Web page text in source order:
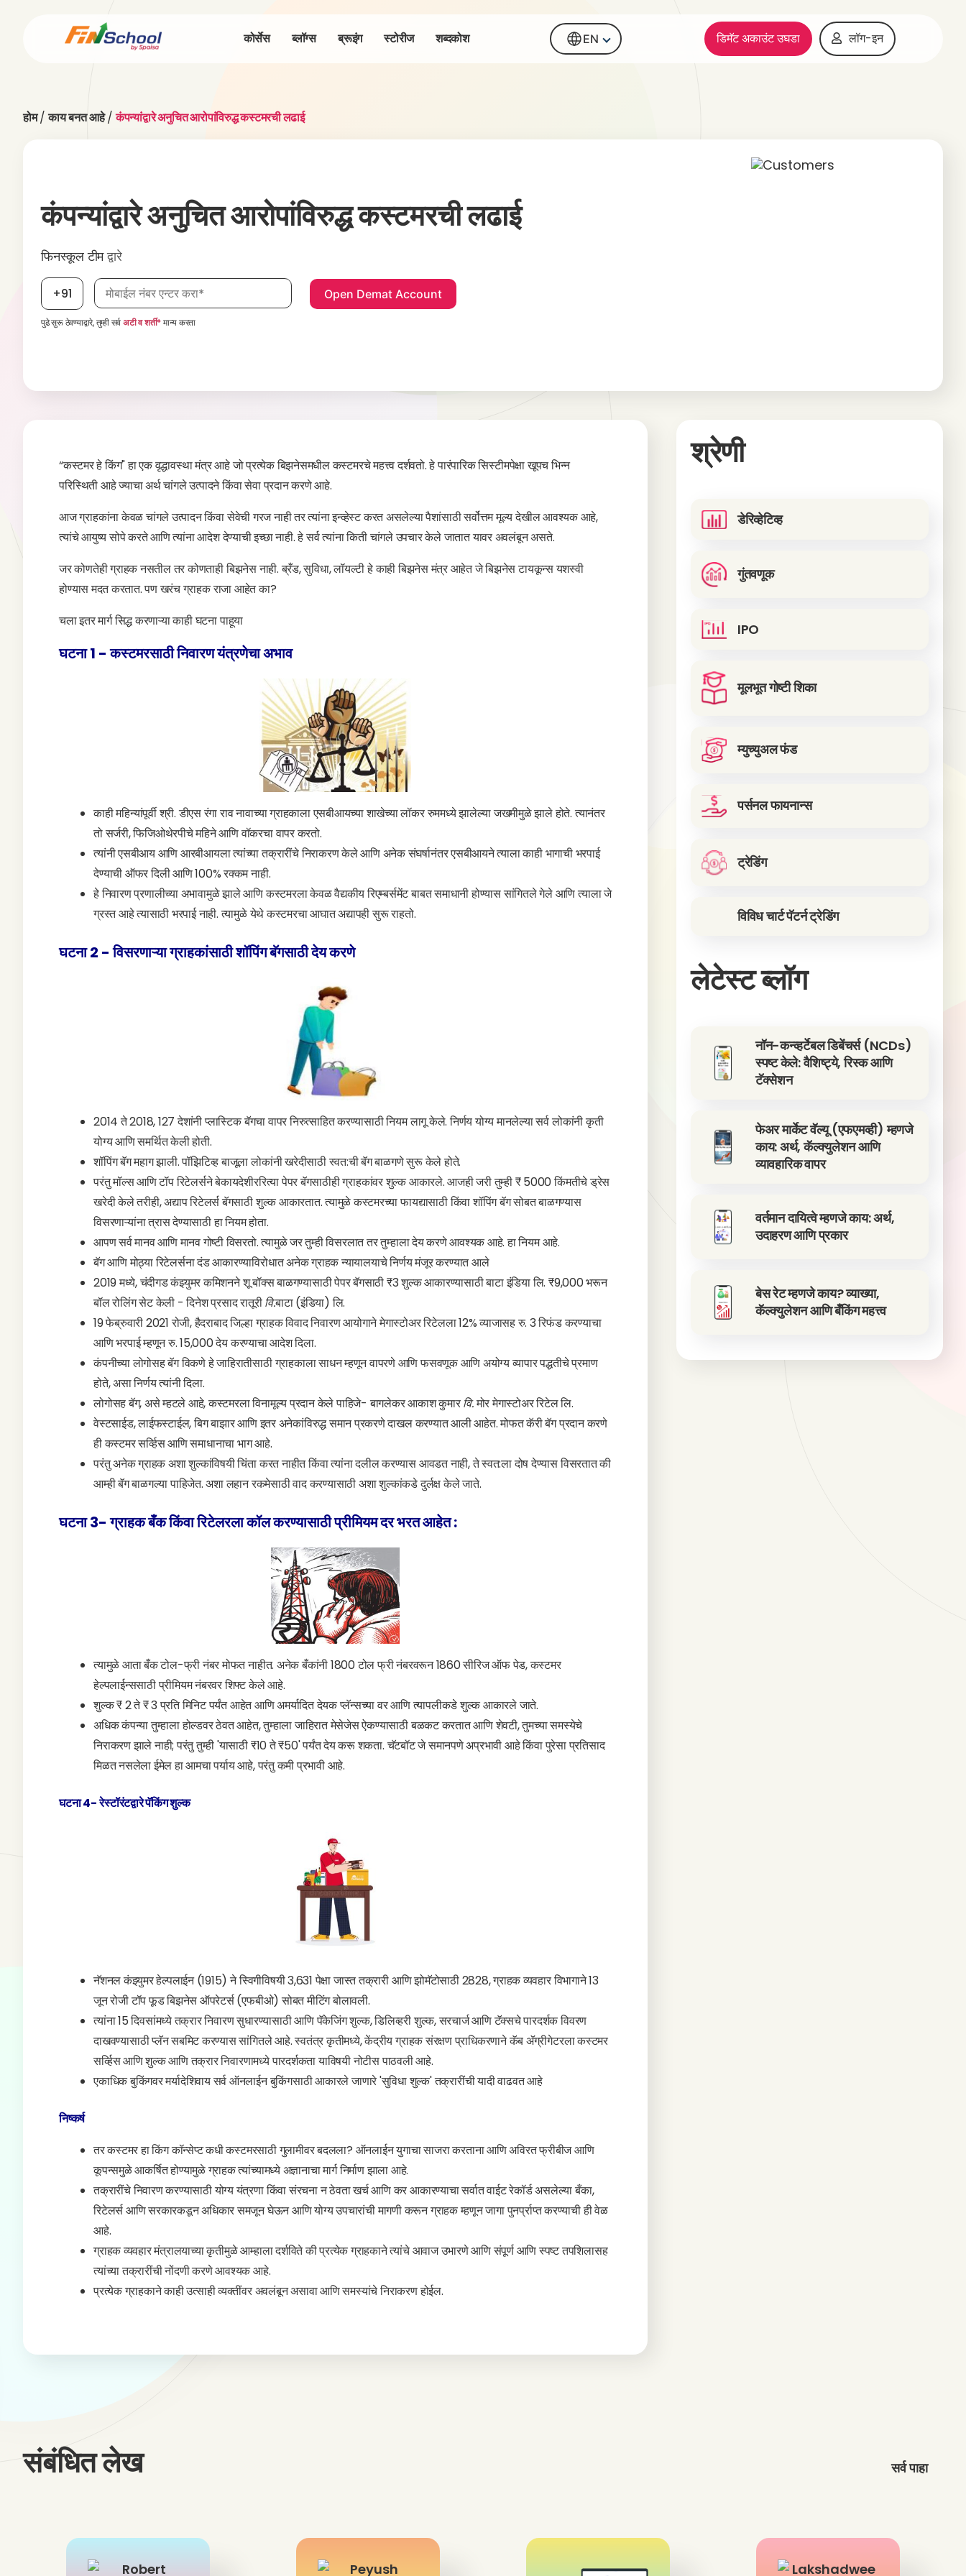
कोर्सेस ब्लॉग्स ब्रूइंग स्टोरीज शब्दकोश EN डिमॅट अकाउंट उघडा लॉग-इन
होम/काय बनत आहे/कंपन्यांद्वारे अनुचित आरोपांविरुद्ध कस्टमरची लढाई
कंपन्यांद्वारे अनुचित आरोपांविरुद्ध कस्टमरची लढाई
फिनस्कूल टीमद्वारे
+91 मोबाईल नंबर, आवश्यक
पुढे सुरू ठेवण्याद्वारे, तुम्ही सर्वअटी व शर्ती*मान्य करता
“कस्टमर हे किंग" हा एक वृद्धावस्था मंत्र आहे जो प्रत्येक बिझनेसमधील कस्टमरचे महत्त्व दर्शवतो. हे पारंपारिक सिस्टीमपेक्षा खूपच भिन्न
परिस्थिती आहे ज्याचा अर्थ चांगले उत्पादने किंवा सेवा प्रदान करणे आहे.
आज ग्राहकांना केवळ चांगले उत्पादन किंवा सेवेची गरज नाही तर त्यांना इन्व्हेस्ट करत असलेल्या पैशांसाठी सर्वोत्तम मूल्य देखील आवश्यक आहे,
त्यांचे आयुष्य सोपे करते आणि त्यांना आदेश देण्याची इच्छा नाही. हे सर्व त्यांना किती चांगले उपचार केले जातात यावर अवलंबून असते.
जर कोणतेही ग्राहक नसतील तर कोणताही बिझनेस नाही. ब्रँड, सुविधा, लॉयल्टी हे काही बिझनेस मंत्र आहेत जे बिझनेस टायकून्स यशस्वी
होण्यास मदत करतात. पण खरंच ग्राहक राजा आहेत का?
चला इतर मार्ग सिद्ध करणाऱ्या काही घटना पाहूया
घटना 1 - कस्टमरसाठी निवारण यंत्रणेचा अभाव
काही महिन्यांपूर्वी श्री. डीएस रंगा राव नावाच्या ग्राहकाला एसबीआयच्या शाखेच्या लॉकर रुममध्ये झालेल्या जखमीमुळे झाले होते. त्यानंतर
तो सर्जरी, फिजिओथेरपीचे महिने आणि वॉकरचा वापर करतो.
त्यांनी एसबीआय आणि आरबीआयला त्यांच्या तक्रारींचे निराकरण केले आणि अनेक संघर्षानंतर एसबीआयने त्याला काही भागाची भरपाई
देण्याची ऑफर दिली आणि 100% रक्कम नाही.
हे निवारण प्रणालीच्या अभावामुळे झाले आणि कस्टमरला केवळ वैद्यकीय रिएम्बर्समेंट बाबत समाधानी होण्यास सांगितले गेले आणि त्याला जे
ग्रस्त आहे त्यासाठी भरपाई नाही. त्यामुळे येथे कस्टमरचा आघात अद्यापही सुरू राहतो.
घटना 2 - विसरणाऱ्या ग्राहकांसाठी शॉपिंग बॅगसाठी देय करणे
2014 ते 2018, 127 देशांनी प्लास्टिक बॅगचा वापर निरुत्साहित करण्यासाठी नियम लागू केले. निर्णय योग्य मानलेल्या सर्व लोकांनी कृती
योग्य आणि समर्थित केली होती.
शॉपिंग बॅग महाग झाली. पॉझिटिव्ह बाजूला लोकांनी खरेदीसाठी स्वत:ची बॅग बाळगणे सुरू केले होते.
परंतु मॉल्स आणि टॉप रिटेलर्सने बेकायदेशीररित्या पेपर बॅगसाठीही ग्राहकांवर शुल्क आकारले. आजही जरी तुम्ही ₹ 5000 किंमतीचे ड्रेस
खरेदी केले तरीही, अद्याप रिटेलर्स बॅगसाठी शुल्क आकारतात. त्यामुळे कस्टमरच्या फायद्यासाठी किंवा शॉपिंग बॅग सोबत बाळगण्यास
विसरणाऱ्यांना त्रास देण्यासाठी हा नियम होता.
आपण सर्व मानव आणि मानव गोष्टी विसरतो. त्यामुळे जर तुम्ही विसरलात तर तुम्हाला देय करणे आवश्यक आहे. हा नियम आहे.
बॅग आणि मोठ्या रिटेलर्सना दंड आकारण्याविरोधात अनेक ग्राहक न्यायालयाचे निर्णय मंजूर करण्यात आले
2019 मध्ये, चंदीगड कंझ्युमर कमिशनने शू बॉक्स बाळगण्यासाठी पेपर बॅगसाठी ₹3 शुल्क आकारण्यासाठी बाटा इंडिया लि. ₹9,000 भरून
बॉल रोलिंग सेट केली - दिनेश प्रसाद रातूरीवि.बाटा (इंडिया) लि.
19 फेब्रुवारी 2021 रोजी, हैदराबाद जिल्हा ग्राहक विवाद निवारण आयोगाने मेगास्टोअर रिटेलला 12% व्याजासह रु. 3 रिफंड करण्याचा
आणि भरपाई म्हणून रु. 15,000 देय करण्याचा आदेश दिला.
कंपनीच्या लोगोसह बॅग विकणे हे जाहिरातीसाठी ग्राहकाला साधन म्हणून वापरणे आणि फसवणूक आणि अयोग्य व्यापार पद्धतीचे प्रमाण
होते, असा निर्णय त्यांनी दिला.
लोगोसह बॅग, असे म्हटले आहे, कस्टमरला विनामूल्य प्रदान केले पाहिजे- बागलेकर आकाश कुमारवि.मोर मेगास्टोअर रिटेल लि.
वेस्टसाईड, लाईफस्टाईल, बिग बाझार आणि इतर अनेकांविरुद्ध समान प्रकरणे दाखल करण्यात आली आहेत. मोफत कॅरी बॅग प्रदान करणे
ही कस्टमर सर्व्हिस आणि समाधानाचा भाग आहे.
परंतु अनेक ग्राहक अशा शुल्कांविषयी चिंता करत नाहीत किंवा त्यांना दलील करण्यास आवडत नाही, ते स्वत:ला दोष देण्यास विसरतात की
आम्ही बॅग बाळगल्या पाहिजेत. अशा लहान रकमेसाठी वाद करण्यासाठी अशा शुल्कांकडे दुर्लक्ष केले जाते.
घटना 3- ग्राहक बँक किंवा रिटेलरला कॉल करण्यासाठी प्रीमियम दर भरत आहेत :
त्यामुळे आता बँक टोल-फ्री नंबर मोफत नाहीत. अनेक बँकांनी 1800 टोल फ्री नंबरवरून 1860 सीरिज ऑफ पेड, कस्टमर
हेल्पलाईन्ससाठी प्रीमियम नंबरवर शिफ्ट केले आहे.
शुल्क ₹ 2 ते ₹ 3 प्रति मिनिट पर्यंत आहेत आणि अमर्यादित देयक प्लॅन्सच्या वर आणि त्यापलीकडे शुल्क आकारले जाते.
अधिक कंपन्या तुम्हाला होल्डवर ठेवत आहेत, तुम्हाला जाहिरात मेसेजेस ऐकण्यासाठी बळकट करतात आणि शेवटी, तुमच्या समस्येचे
निराकरण झाले नाही; परंतु तुम्ही 'यासाठी ₹10 ते ₹50' पर्यंत देय करू शकता. चॅटबॉट जे समानपणे अप्रभावी आहे किंवा पुरेसा प्रतिसाद
मिळत नसलेला ईमेल हा आमचा पर्याय आहे, परंतु कमी प्रभावी आहे.
घटना 4-रेस्टॉरंटद्वारे पॅकिंग शुल्क
नॅशनल कंझ्युमर हेल्पलाईन (1915) ने स्विगीविषयी 3,631 पेक्षा जास्त तक्रारी आणि झोमॅटोसाठी 2828, ग्राहक व्यवहार विभागाने 13
जून रोजी टॉप फूड बिझनेस ऑपरेटर्स (एफबीओ) सोबत मीटिंग बोलावली.
त्यांना 15 दिवसांमध्ये तक्रार निवारण सुधारण्यासाठी आणि पॅकेजिंग शुल्क, डिलिव्हरी शुल्क, सरचार्ज आणि टॅक्सचे पारदर्शक विवरण
दाखवण्यासाठी प्लॅन सबमिट करण्यास सांगितले आहे. स्वतंत्र कृतीमध्ये, केंद्रीय ग्राहक संरक्षण प्राधिकरणाने कॅब ॲग्रीगेटरला कस्टमर
सर्व्हिस आणि शुल्क आणि तक्रार निवारणामध्ये पारदर्शकता याविषयी नोटीस पाठवली आहे.
एकाधिक बुकिंगवर मर्यादेशिवाय सर्व ऑनलाईन बुकिंगसाठी आकारले जाणारे 'सुविधा शुल्क' तक्रारींची यादी वाढवत आहे
निष्कर्ष
तर कस्टमर हा किंग कॉन्सेप्ट कधी कस्टमरसाठी गुलामीवर बदलला? ऑनलाईन युगाचा साजरा करताना आणि अविरत फ्रीबीज आणि
कूपन्समुळे आकर्षित होण्यामुळे ग्राहक त्यांच्यामध्ये अज्ञानाचा मार्ग निर्माण झाला आहे.
तक्रारींचे निवारण करण्यासाठी योग्य यंत्रणा किंवा संरचना न ठेवता खर्च आणि कर आकारण्याचा सर्वात वाईट रेकॉर्ड असलेल्या बँका,
रिटेलर्स आणि सरकारकडून अधिकार समजून घेऊन आणि योग्य उपचारांची मागणी करून ग्राहक म्हणून जागा पुनर्प्राप्त करण्याची ही वेळ
आहे.
ग्राहक व्यवहार मंत्रालयाच्या कृतीमुळे आम्हाला दर्शविते की प्रत्येक ग्राहकाने त्यांचे आवाज उभारणे आणि संपूर्ण आणि स्पष्ट तपशिलासह
त्यांच्या तक्रारींची नोंदणी करणे आवश्यक आहे.
प्रत्येक ग्राहकाने काही उत्साही व्यक्तींवर अवलंबून असावा आणि समस्यांचे निराकरण होईल.
श्रेणी
डेरिव्हेटिव्ह
गुंतवणूक
IPO
मूलभूत गोष्टी शिका
म्युच्युअल फंड
पर्सनल फायनान्स
ट्रेडिंग
विविध चार्ट पॅटर्न ट्रेडिंग
लेटेस्ट ब्लॉग
नॉन-कन्व्हर्टेबल डिबेंचर्स (NCDs)
स्पष्ट केले: वैशिष्ट्ये, रिस्क आणि
टॅक्सेशन
फेअर मार्केट वॅल्यू (एफएमव्ही) म्हणजे
काय: अर्थ, कॅल्क्युलेशन आणि
व्यावहारिक वापर
वर्तमान दायित्वे म्हणजे काय: अर्थ,
उदाहरण आणि प्रकार
बेस रेट म्हणजे काय? व्याख्या,
कॅल्क्युलेशन आणि बँकिंग महत्त्व
संबंधित लेख सर्व पाहा